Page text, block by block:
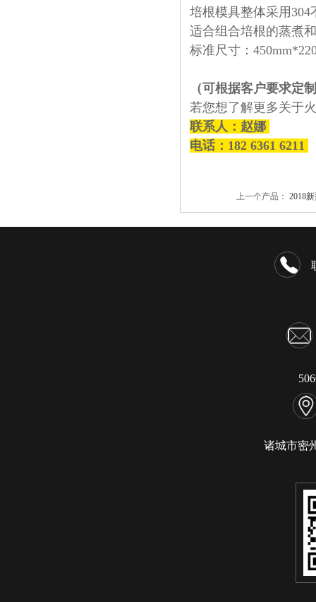
培根模具整体采用 304
适合组合培根的蒸煮
标准尺寸：
（可根据客户要求定
若您想了解更多关于
联系人：赵娜
电话：182 6361 6211
上一个产品： 2018
诸城市密